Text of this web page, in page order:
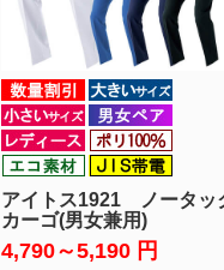
アイトス1921 ノータッ
カーゴ(男女兼用)
4,790～5,190 円